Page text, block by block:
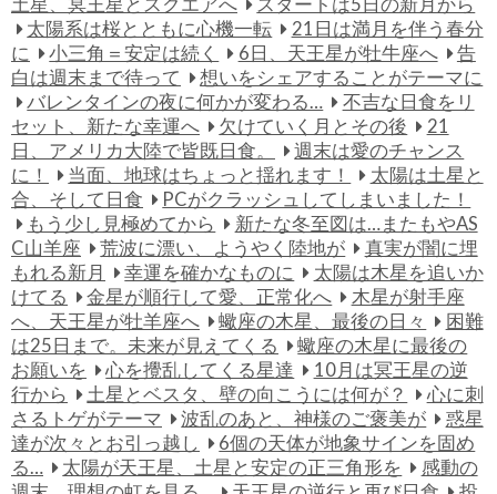
太陽系は桜とともに心機一転
21日は満月を伴う春分
に
小三角＝安定は続く 6日、天王星が牡牛座へ
告
白は週末まで待って
想いをシェアすることがテーマに
バレンタインの夜に何かが変わる…
不吉な日食をリ
セット、新たな幸運へ
欠けていく月とその後
21
日、アメリカ大陸で皆既日食。
週末は愛のチャンス
に！
当面、地球はちょっと揺れます！
太陽は土星と
合、そして日食
PCがクラッシュしてしまいました！
もう少し見極めてから
新たな冬至図は…またもやAS
C山羊座
荒波に漂い、ようやく陸地が
真実が闇に埋
もれる新月
幸運を確かなものに
太陽は木星を追いか
けてる
金星が順行して愛、正常化へ
木星が射手座
へ、天王星が牡羊座へ
蠍座の木星、最後の日々
困難
は25日まで。未来が見えてくる
蠍座の木星に最後の
お願いを
心を攪乱してくる星達
10月は冥王星の逆
行から
土星とベスタ、壁の向こうには何が？
心に刺
さるトゲがテーマ
波乱のあと、神様のご褒美が
惑星
達が次々とお引っ越し
6個の天体が地象サインを固め
る…
太陽が天王星、土星と安定の正三角形を
感動の